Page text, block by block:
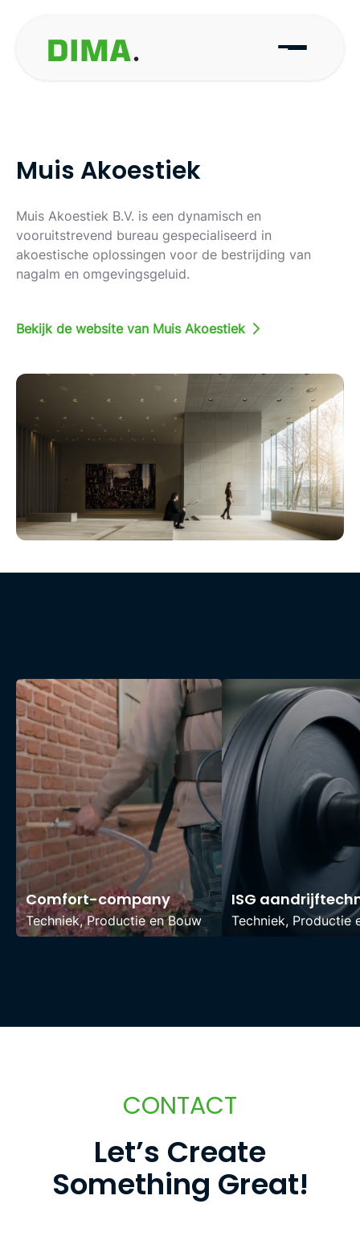
Muis Akoestiek
Muis Akoestiek B.V. is een dynamisch en
vooruitstrevend bureau gespecialiseerd in
akoestische oplossingen voor de bestrijding van
nagalm en omgevingsgeluid.
Bekijk de website van Muis Akoestiek
Comfort-company
Techniek, Productie en Bouw
ISG
Techniek, Productie
CONTACT
Let’s Create
Something Great!